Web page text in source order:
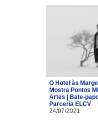
O Hotel às
Mostra Pontos
Artes | Bate-
Parceria ELCV
24/07/2021